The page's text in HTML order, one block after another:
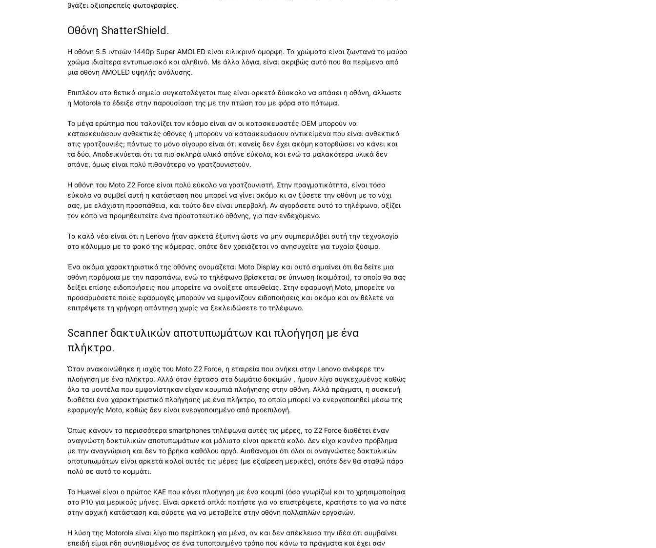
βγάζει αξιοπρεπείς φωτογραφίες.
Οθόνη ShatterShield.
Η οθόνη 5.5 ιντσών 1440p Super AMOLED είναι ειλικρινά όμορφη. Τα χρώματα είναι ζωντανά το μαύρο
χρώμα ιδιαίτερα εντυπωσιακό και αληθινό. Με άλλα λόγια, είναι ακριβώς αυτό που θα περίμενα από
μια οθόνη AMOLED υψηλής ανάλυσης.
Επιπλέον στα θετικά σημεία συγκαταλέγεται πως είναι αρκετά δύσκολο να σπάσει η οθόνη, άλλωστε
η Motorola το έδειξε στην παρουσίαση της με την πτώση του με φόρα στο πάτωμα.
Το μέγα ερώτημα που ταλανίζει τον κόσμο είναι αν οι κατασκευαστές OEM μπορούν να
κατασκευάσουν ανθεκτικές οθόνες ή μπορούν να κατασκευάσουν αντικείμενα που είναι ανθεκτικά
στις γρατζουνιές; πάντως το μόνο σίγουρο είναι ότι κανείς δεν έχει ακόμη κατορθώσει να κάνει και
τα δύο. Αποδεικνύεται ότι τα πιο σκληρά υλικά σπάνε εύκολα, και ενώ τα μαλακότερα υλικά δεν
σπάνε, όμως είναι πολύ πιθανότερο να γρατζουνιστούν.
Η οθόνη του Moto Z2 Force είναι πολύ εύκολο να γρατζουνιστή. Στην πραγματικότητα, είναι τόσο
εύκολο να συμβεί αυτή η κατάσταση που μπορεί να γίνει ακόμα κι αν ξύσετε την οθόνη με το νύχι
σας, με ελάχιστη προσπάθεια, και τούτο δεν είναι υπερβολή. Αν αγοράσετε αυτό το τηλέφωνο, αξίζει
τον κόπο να προμηθευτείτε ένα προστατευτικό οθόνης, για παν ενδεχόμενο.
Τα καλά νέα είναι ότι η Lenovo ήταν αρκετά έξυπνη ώστε να μην συμπεριλάβει αυτή την τεχνολογία
στο κάλυμμα με το φακό της κάμερας, οπότε δεν χρειάζεται να ανησυχείτε για τυχαία ξύσιμο.
Ένα ακόμα χαρακτηριστικό της οθόνης ονομάζεται Moto Display και αυτό σημαίνει ότι θα δείτε μια
οθόνη παρόμοια με την παραπάνω, ενώ το τηλέφωνο βρίσκεται σε ύπνωση (κοιμάται), το οποίο θα σας
δείξει επίσης ειδοποιήσεις που μπορείτε να ανοίξετε απευθείας. Στην εφαρμογή Moto, μπορείτε να
προσαρμόσετε ποιες εφαρμογές μπορούν να εμφανίζουν ειδοποιήσεις και ακόμα και αν θέλετε να
επιτρέψετε τη γρήγορη απάντηση χωρίς να ξεκλειδώσετε το τηλέφωνο.
Scanner δακτυλικών αποτυπωμάτων και πλοήγηση με ένα
πλήκτρο.
Όταν ανακοινώθηκε η ισχύς του Moto Z2 Force, η εταιρεία που ανήκει στην Lenovo ανέφερε την
πλοήγηση με ένα πλήκτρο. Αλλά όταν έφτασα στο δωμάτιο δοκιμών , ήμουν λίγο συγκεχυμένος καθώς
όλα τα μοντέλα που εμφανίστηκαν είχαν κουμπιά πλοήγησης στην οθόνη. Αλλά πράγματι, η συσκευή
διαθέτει ένα χαρακτηριστικό πλοήγησης με ένα πλήκτρο, το οποίο μπορεί να ενεργοποιηθεί μέσω της
εφαρμογής Moto, καθώς δεν είναι ενεργοποιημένο από προεπιλογή.
Όπως κάνουν τα περισσότερα smartphones τηλέφωνα αυτές τις μέρες, το Z2 Force διαθέτει έναν
αναγνώστη δακτυλικών αποτυπωμάτων και μάλιστα είναι αρκετά καλό. Δεν είχα κανένα πρόβλημα
με την αναγνώριση και δεν το βρήκα καθόλου αργό. Αισθάνομαι ότι όλοι οι αναγνώστες δακτυλικών
αποτυπωμάτων είναι αρκετά καλοί αυτές τις μέρες (με εξαίρεση μερικές), οπότε δεν θα σταθώ πάρα
πολύ σε αυτό το κομμάτι.
Το Huawei είναι ο πρώτος ΚΑΕ που κάνει πλοήγηση με ένα κουμπί (όσο γνωρίζω) και το χρησιμοποίησα
στο P10 για μερικούς μήνες. Είναι αρκετά απλό: πατήστε για να επιστρέψετε, κρατήστε το για να πάτε
στην αρχική κατάσταση και σύρετε για να μεταβείτε στην οθόνη πολλαπλών εργασιών.
Η λύση της Motorola είναι λίγο πιο περίπλοκη για μένα, αν και δεν απέκλεισα την ιδέα ότι συμβαίνει
επειδή είμαι ήδη συνηθισμένος σε ένα τυποποιημένο τρόπο που κάνω τα πράγματα και έχει σαν